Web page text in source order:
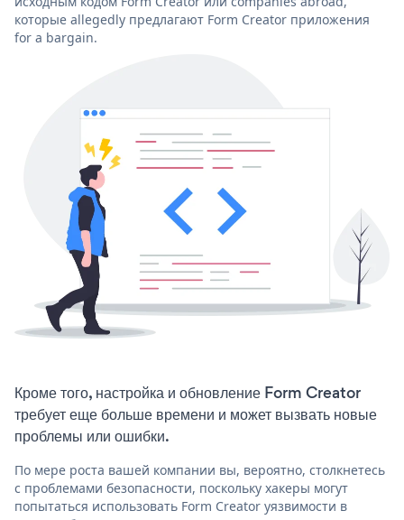
которые allegedly предлагают Form Creator приложения
for a bargain.
Кроме того, настройка и обновление Form Creator
требует еще больше времени и может вызвать новые
проблемы или ошибки.
По мере роста вашей компании вы, вероятно, столкнетесь
с проблемами безопасности, поскольку хакеры могут
попытаться использовать Form Creator уязвимости в